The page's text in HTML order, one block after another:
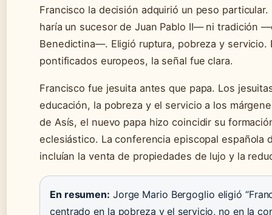
Francisco la decisión adquirió un peso
haría un sucesor de Juan Pablo II— ni tradición
Benedictina—. Eligió ruptura, pobreza y servicio.
pontificados europeos, la señal fue clara.
Francisco fue jesuita antes que papa. Los
educación, la pobreza y el servicio a los
de Asís, el nuevo papa hizo coincidir su
eclesiástico. La conferencia episcopal española
incluían la venta de propiedades de lujo y la
En resumen: Jorge Mario Bergoglio eligió
centrado en la pobreza y el servicio, no en la